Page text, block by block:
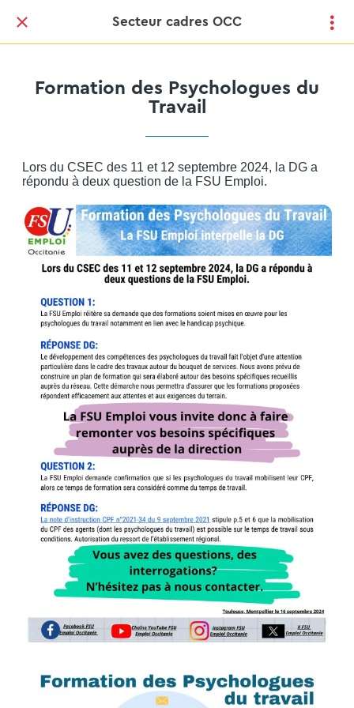
Secteur cadres OCC
Formation des Psychologues du
Travail
Lors du CSEC des 11 et 12 septembre 2024, la DG a
répondu à deux question de la FSU Emploi.